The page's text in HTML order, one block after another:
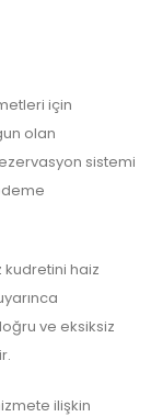
için
olan
sistemi
kudretini haiz
ve eksiksiz
ilişkin